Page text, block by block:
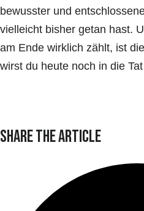
bewusster und
vielleicht bisher getan hast.
am Ende wirklich zählt, ist
wirst du heute noch in die
Share the article